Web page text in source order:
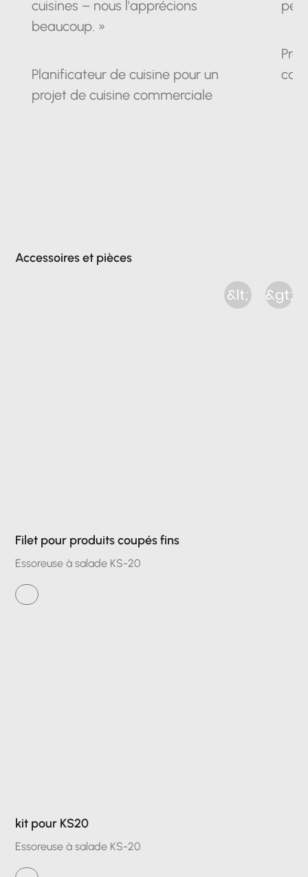
cuisines – nous l'apprécions
beaucoup. »
Planificateur de cuisine pour un
projet de cuisine commerciale
Accessoires et pièces
&lt; &gt;
Filet pour produits coupés fins
Essoreuse à salade KS-20
kit pour KS20
Essoreuse à salade KS-20